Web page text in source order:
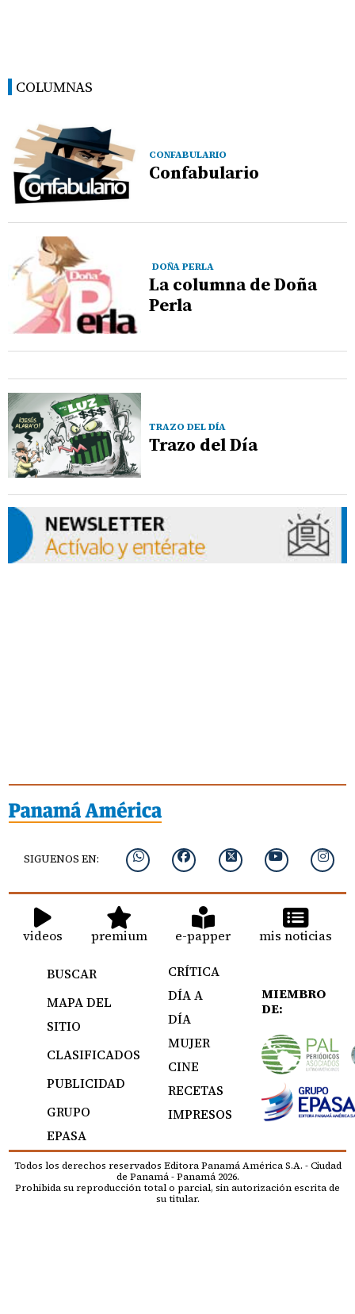
COLUMNAS
CONFABULARIO
Confabulario
DOÑA PERLA
La columna de Doña
Perla
TRAZO DEL DÍA
Trazo del Día
SIGUENOS EN:
videos premium e-papper mis noticias
BUSCAR
MAPA DEL
SITIO
CLASIFICADOS
PUBLICIDAD
GRUPO
EPASA
CRÍTICA
DÍA A
DÍA
MUJER
CINE
RECETAS
IMPRESOS
MIEMBRO
DE:
Todos los derechos reservados Editora Panamá América S.A. - Ciudad
de Panamá - Panamá 2026.
Prohibida su reproducción total o parcial, sin autorización escrita de
su titular.